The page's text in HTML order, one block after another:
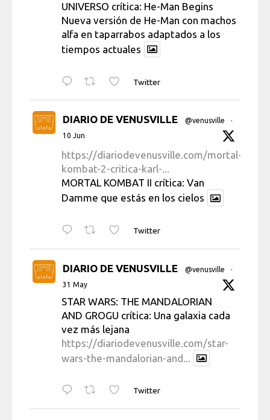
UNIVERSO crítica: He-Man Begins
Nueva versión de He-Man con machos
alfa en taparrabos adaptados a los
tiempos actuales
Twitter
DIARIO DE VENUSVILLE @venusville
·
10 Jun
https://diariodevenusville.com/mortal-
kombat-2-critica-karl-...
MORTAL KOMBAT II crítica: Van
Damme que estás en los cielos
Twitter
DIARIO DE VENUSVILLE @venusville
·
31 May
STAR WARS: THE MANDALORIAN
AND GROGU crítica: Una galaxia cada
vez más lejana
https://diariodevenusville.com/star-
wars-the-mandalorian-and...
Twitter